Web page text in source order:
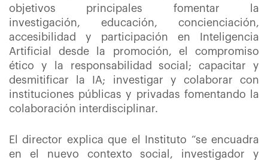
objetivos principales fomentar la
investigación, educación, concienciación,
accesibilidad y participación en Inteligencia
Artificial desde la promoción, el compromiso
ético y la responsabilidad social; capacitar y
desmitificar la IA; investigar y colaborar con
instituciones públicas y privadas fomentando la
colaboración interdisciplinar.
El director explica que el Instituto “se encuadra
en el nuevo contexto social, investigador y